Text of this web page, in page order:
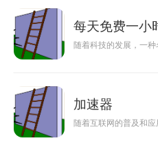
每天免费一小
随着科技的发展，一
加速器
随着互联网的普及和